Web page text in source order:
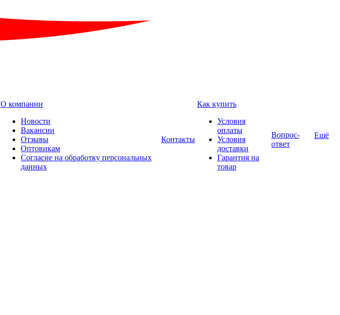
О компании
Новости
Вакансии
Отзывы
Оптовикам
Cогласие на обработку персональных
данных
Контакты
Как купить
Условия
оплаты
Условия
доставки
Гарантия на
товар
Вопрос-
ответ
Ещё